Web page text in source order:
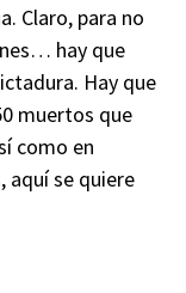
Claro, para no
hay que
Hay que
muertos que
como en
aquí se quiere